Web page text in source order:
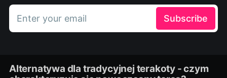
Enter your email Subscribe
Alternatywa dla tradycyjnej terakoty - czym